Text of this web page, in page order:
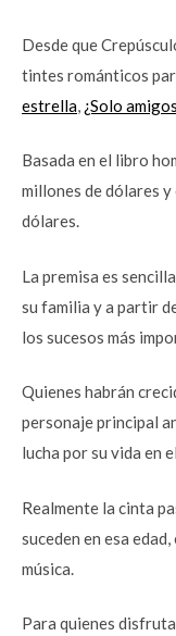
Desde que
tintes románticos
estrella ¿Solo
Basada en el libro
millones de dólares
dólares.
La premisa es
su familia y a partir
los sucesos más
Quienes habrán
personaje principal
lucha por su vida en
Realmente la cinta
suceden en esa
música.
Para quienes